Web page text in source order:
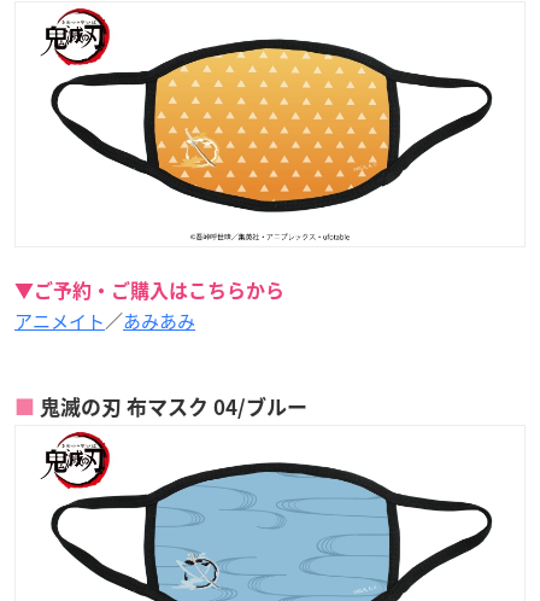
▼ご予約・ご購入はこちらから
アニメイト／あみあみ
鬼滅の刃 布マスク 04/ブルー